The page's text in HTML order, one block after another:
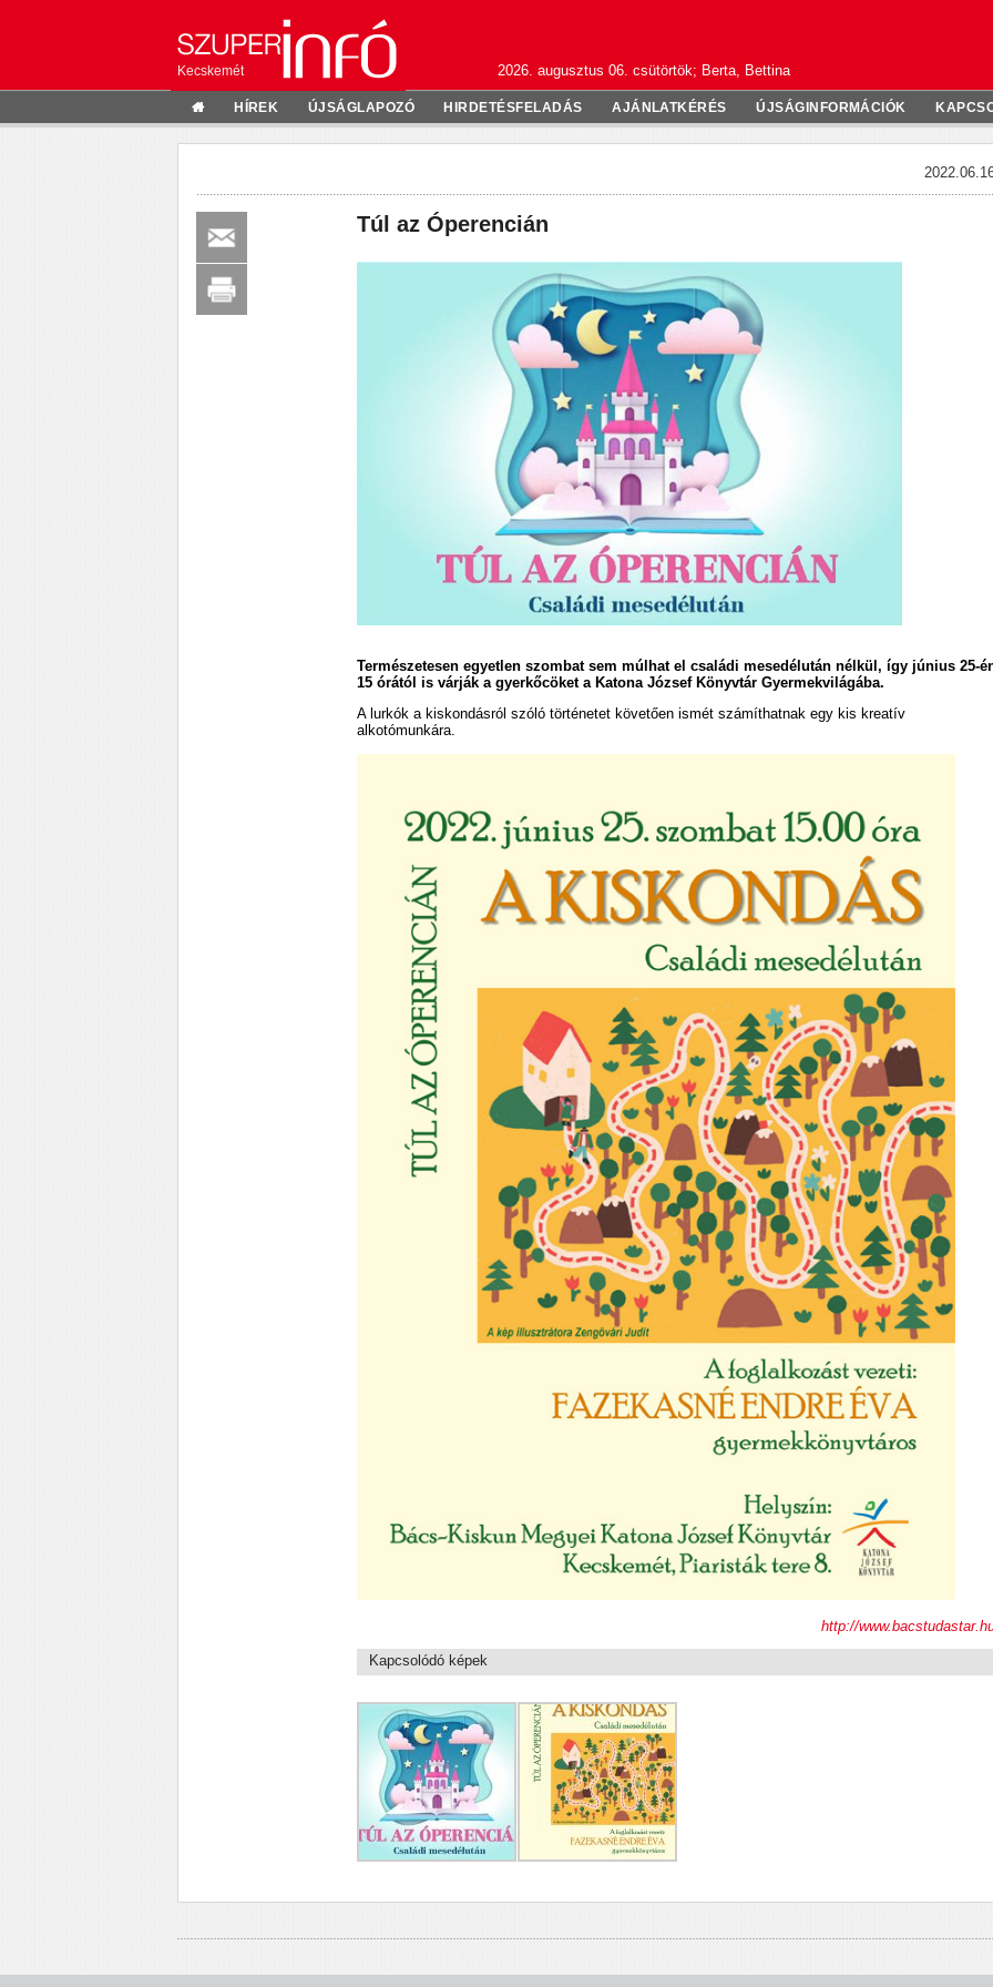
Kecskemét 2026. augusztus 06. csütörtök; Berta, Bettina
HÍREK ÚJSÁGLAPOZÓ HIRDETÉSFELADÁS AJÁNLATKÉRÉS ÚJSÁGINFORMÁCIÓK
Túl az Óperencián
Természetesen egyetlen szombat sem múlhat el családi mesedélután nélkül, így június 25-
15 órától is várják a gyerkőcöket a Katona József Könyvtár Gyermekvilágába.
A lurkók a kiskondásról szóló történetet követően ismét számíthatnak egy kis kreatív
alkotómunkára.
http://
Kapcsolódó képek